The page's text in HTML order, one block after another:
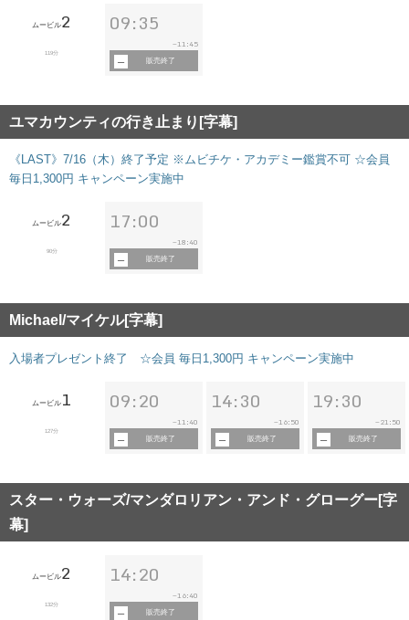
ムービル2
119分
09:35
~ 11:45
販売終了
ユマカウンティの行き止まり[字幕]
《LAST》7/16（木）終了予定 ※ムビチケ・アカデミー鑑賞不可 ☆会員
毎日1,300円 キャンペーン実施中
ムービル2
90分
17:00
~18:40
販売終了
Michael/マイケル[字幕]
入場者プレゼント終了 ☆会員 毎日1,300円 キャンペーン実施中
ムービル 1
127分
09:20
~11:40
販売終了
14:30
~16:50
販売終了
19:30
~ 21:50
販売終了
スター・ウォーズ/マンダロリアン・アンド・グローグー[字
幕]
ムービル2
132分
14:20
~ 16:40
販売終了